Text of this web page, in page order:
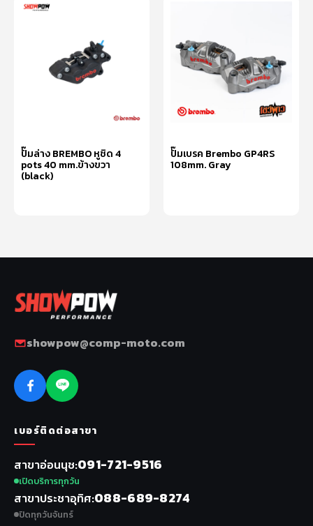
ปั๊มล่าง BREMBO หูชิด 4
pots 40 mm.ข้างขวา
(black)
ปั๊มเบรค Brembo GP4RS
108mm. Gray
showpow@comp-moto.com
เบอร์ติดต่อสาขา
สาขาอ่อนนุช 091-721-9516
เปิดบริการทุกวัน
สาขาประชาอุทิศ 088-689-8274
ปิดทุกวันจันทร์